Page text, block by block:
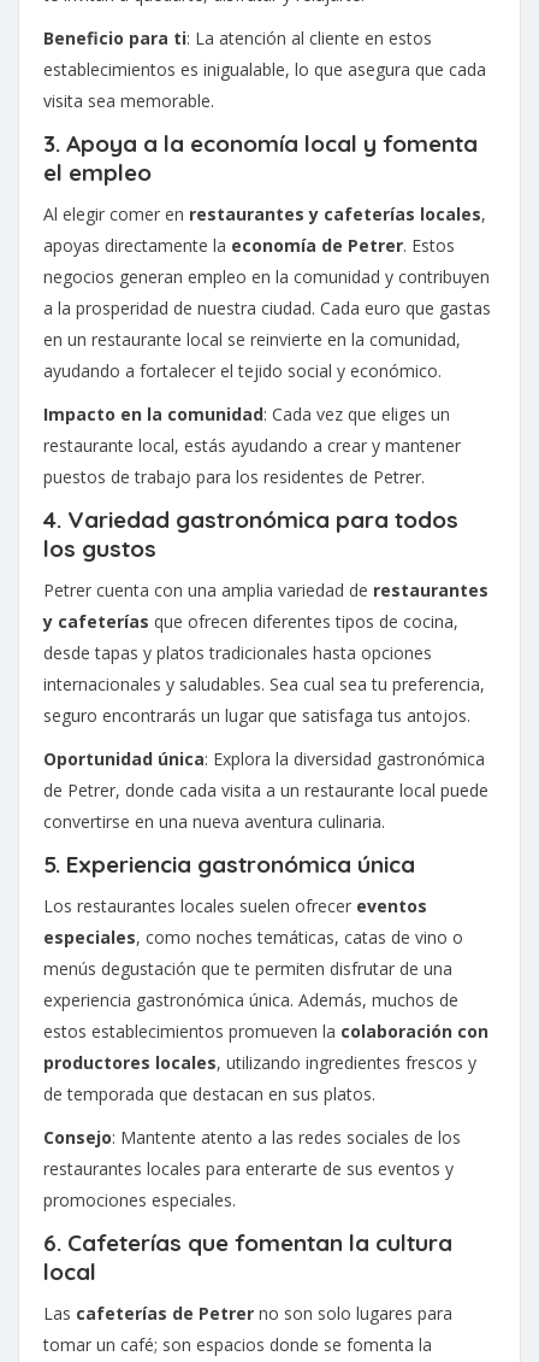
Beneficio para ti: La atención al cliente en estos
establecimientos es inigualable, lo que asegura que cada
visita sea memorable.
3. Apoya a la economía local y fomenta
el empleo
Al elegir comer en restaurantes y cafeterías locales,
apoyas directamente la economía de Petrer. Estos
negocios generan empleo en la comunidad y contribuyen
a la prosperidad de nuestra ciudad. Cada euro que gastas
en un restaurante local se reinvierte en la comunidad,
ayudando a fortalecer el tejido social y económico.
Impacto en la comunidad: Cada vez que eliges un
restaurante local, estás ayudando a crear y mantener
puestos de trabajo para los residentes de Petrer.
4. Variedad gastronómica para todos
los gustos
Petrer cuenta con una amplia variedad de restaurantes
y cafeterías que ofrecen diferentes tipos de cocina,
desde tapas y platos tradicionales hasta opciones
internacionales y saludables. Sea cual sea tu preferencia,
seguro encontrarás un lugar que satisfaga tus antojos.
Oportunidad única: Explora la diversidad gastronómica
de Petrer, donde cada visita a un restaurante local puede
convertirse en una nueva aventura culinaria.
5. Experiencia gastronómica única
Los restaurantes locales suelen ofrecer eventos
especiales, como noches temáticas, catas de vino o
menús degustación que te permiten disfrutar de una
experiencia gastronómica única. Además, muchos de
estos establecimientos promueven la colaboración con
productores locales, utilizando ingredientes frescos y
de temporada que destacan en sus platos.
Consejo: Mantente atento a las redes sociales de los
restaurantes locales para enterarte de sus eventos y
promociones especiales.
6. Cafeterías que fomentan la cultura
local
Las cafeterías de Petrer no son solo lugares para
tomar un café; son espacios donde se fomenta la